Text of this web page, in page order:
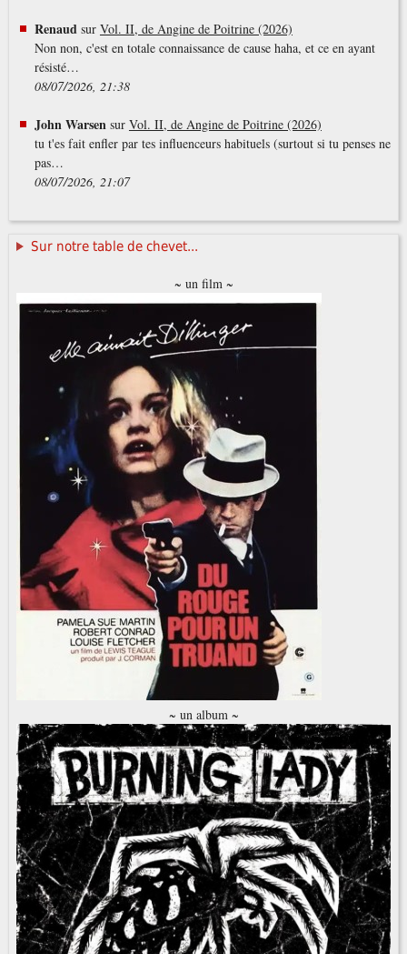
Renaud sur Vol. II, de Angine de Poitrine (2026)
Non non, c'est en totale connaissance de cause haha, et ce en ayant
résisté…
08/07/2026, 21:38
John Warsen sur Vol. II, de Angine de Poitrine (2026)
tu t'es fait enfler par tes influenceurs habituels (surtout si tu penses ne
pas…
08/07/2026, 21:07
Sur notre table de chevet...
~ un film ~
~ un album ~